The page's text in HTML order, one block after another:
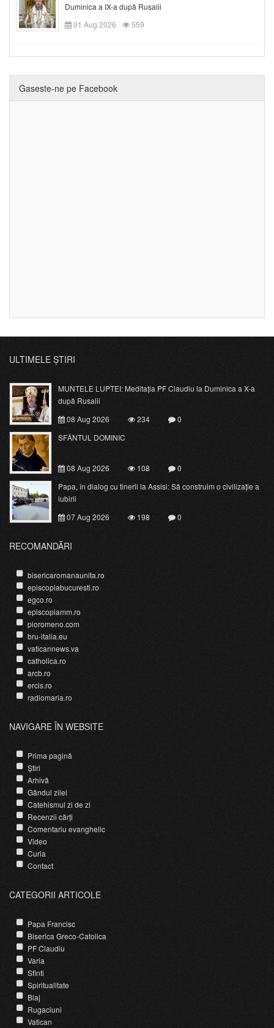
Duminica a IX-a după Rusalii
01 Aug 2026
559
Gaseste-ne pe Facebook
ULTIMELE ȘTIRI
MUNTELE LUPTEI: Meditația PF Claudiu la Duminica a X-a
după Rusalii
08 Aug 2026
234
0
SFÂNTUL DOMINIC
08 Aug 2026 108
0
Papa, în dialog cu tinerii la Assisi: Să construim o civilizație a
iubirii
07 Aug 2026
198 0
RECOMANDĂRI
bisericaromanaunita.ro
episcopiabucuresti.ro
egco.ro
episcopiamm.ro
pioromeno.com
bru-italia.eu
vaticannews.va
catholica.ro
arcb.ro
ercis.ro
radiomaria.ro
NAVIGARE ÎN WEBSITE
Prima pagină
Știri
Arhivă
Gândul zilei
Catehismul zi de zi
Recenzii cărți
Comentariu evanghelic
Video
Curia
Contact
CATEGORII ARTICOLE
Papa Francisc
Biserica Greco-Catolica
PF Claudiu
Varia
Sfinti
Spiritualitate
Blaj
Rugaciuni
Vatican